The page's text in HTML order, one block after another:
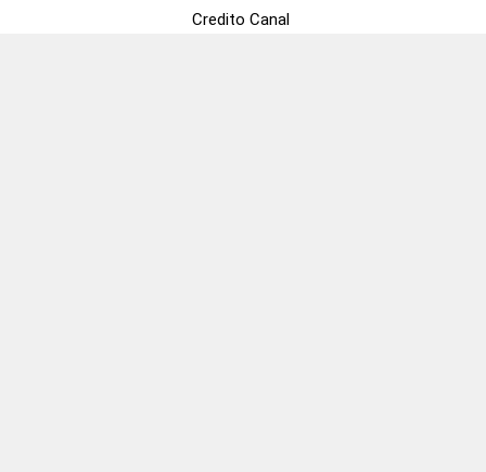
Credito Canal